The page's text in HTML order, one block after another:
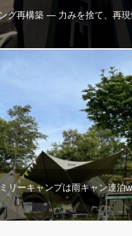
グ再構築 — 力みを捨て、再現
リーキャンプは雨キャン連泊